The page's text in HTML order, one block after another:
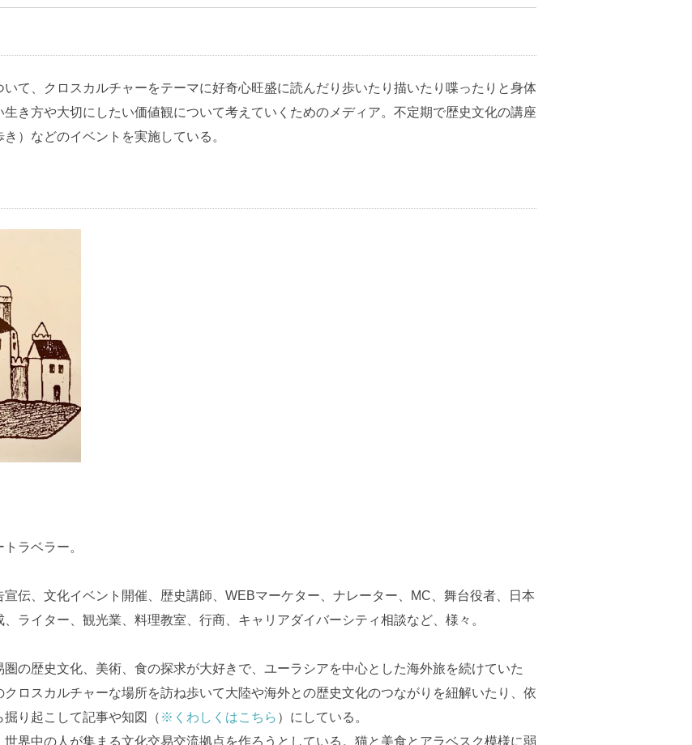
て、クロスカルチャーをテーマに好奇心旺盛に読んだり歩いたり描いたり喋ったりと身体
き方や大切にしたい価値観について考えていくためのメディア。不定期で歴史文化の講座
）などのイベントを実施している。
ラベラー。
伝、文化イベント開催、歴史講師、WEBマーケター、ナレーター、MC、舞台役者、日本
ライター、観光業、料理教室、行商、キャリアダイバーシティ相談など、様々。
の歴史文化、美術、食の探求が大好きで、ユーラシアを中心とした海外旅を続けていた
ロスカルチャーな場所を訪ね歩いて大陸や海外との歴史文化のつながりを紐解いたり、依
り起こして記事や知図（ ※くわしくはこちら ）にしている。
界中の人が集まる文化交易交流拠点を作ろうとしている。猫と美食とアラベスク模様に弱